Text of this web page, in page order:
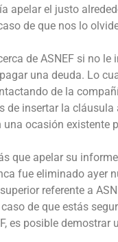
apelar el justo
de que nos lo
de ASNEF si no
una deuda. Lo
de la
de insertar la
ocasión existente
que apelar su
fue eliminado ayer
referente a
de que estás
es posible